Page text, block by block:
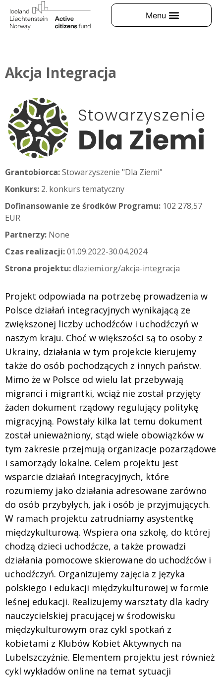
Akcja Integracja
Grantobiorca:Stowarzyszenie "Dla Ziemi"
Konkurs: 2. konkurs tematyczny
Dofinansowanie ze środków Programu: 102 278,57
EUR
Partnerzy: None
Czas realizacji:01.09.2022-30.04.2024
Strona projektu:dlaziemi.org/akcja-integracja
Projekt odpowiada na potrzebę prowadzenia w
Polsce działań integracyjnych wynikającą ze
zwiększonej liczby uchodźców i uchodźczyń w
naszym kraju. Choć w większości są to osoby z
Ukrainy, działania w tym projekcie kierujemy
także do osób pochodzących z innych państw.
Mimo że w Polsce od wielu lat przebywają
migranci i migrantki, wciąż nie został przyjęty
żaden dokument rządowy regulujący politykę
migracyjną. Powstały kilka lat temu dokument
został unieważniony, stąd wiele obowiązków w
tym zakresie przejmują organizacje pozarządowe
i samorządy lokalne. Celem projektu jest
wsparcie działań integracyjnych, które
rozumiemy jako działania adresowane zarówno
do osób przybyłych, jak i osób je przyjmujących.
W ramach projektu zatrudniamy asystentkę
międzykulturową. Wspiera ona szkołę, do której
chodzą dzieci uchodźcze, a także prowadzi
działania pomocowe skierowane do uchodźców i
uchodźczyń. Organizujemy zajęcia z języka
polskiego i edukacji międzykulturowej w formie
leśnej edukacji. Realizujemy warsztaty dla kadry
nauczycielskiej pracującej w środowisku
międzykulturowym oraz cykl spotkań z
kobietami z Klubów Kobiet Aktywnych na
Lubelszczyźnie. Elementem projektu jest również
cykl wykładów online na temat sytuacji